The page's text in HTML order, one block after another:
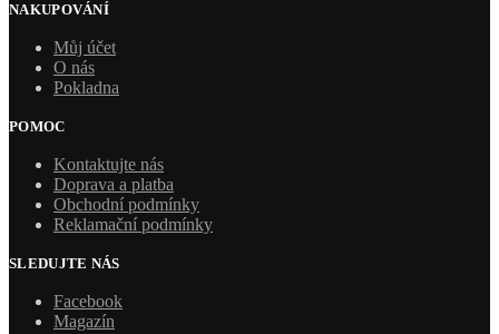
NAKUPOVÁNÍ
Můj účet
O nás
Pokladna
POMOC
Kontaktujte nás
Doprava a platba
Obchodní podmínky
Reklamační podmínky
SLEDUJTE NÁS
Facebook
Magazín